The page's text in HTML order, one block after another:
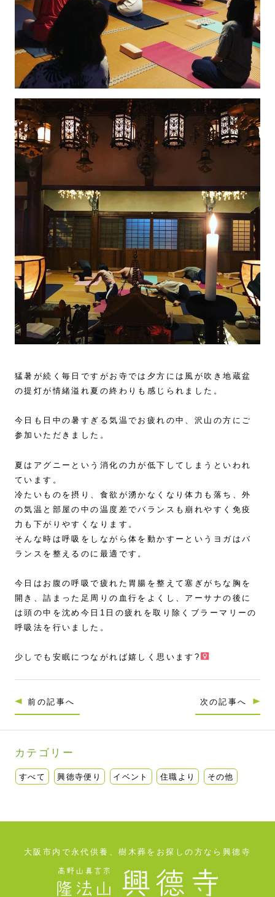
猛暑が続く毎日ですがお寺では夕方には風が吹き地蔵盆
の提灯が情緒溢れ夏の終わりも感じられました。
今日も日中の暑すぎる気温でお疲れの中、沢山の方にご
参加いただきました。
夏はアグニーという消化の力が低下してしまうといわれ
ています。
冷たいものを摂り、食欲が湧かなくなり体力も落ち、外
の気温と部屋の中の温度差でバランスも崩れやすく免疫
力も下がりやすくなります。
そんな時は呼吸をしながら体を動かすーというヨガはバ
ランスを整えるのに最適です。
今日はお腹の呼吸で疲れた胃腸を整えて塞ぎがちな胸を
開き、詰まった足周りの血行をよくし、アーサナの後に
は頭の中を沈め今日1日の疲れを取り除くブラーマリーの
呼吸法を行いました。
少しでも安眠につながれば嬉しく思います?‍
前の記事へ 次の記事へ
カテゴリー
すべて 興徳寺便り イベント 住職より その他
大阪市内で永代供養、樹木葬をお探しの方なら興德寺